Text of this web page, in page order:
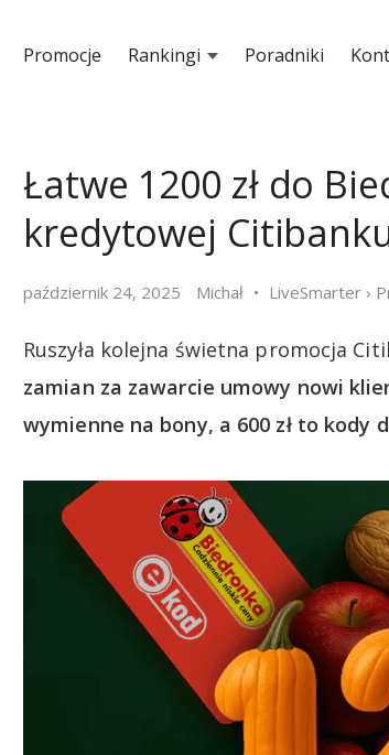
Promocje Rankingi Poradniki
Łatwe 1200 zł do
kredytowej
październik 24, 2025 Michał LiveSmarter ›
Ruszyła kolejna świetna promocja
zamian za zawarcie umowy nowi
wymienne na bony, a 600 zł to kody